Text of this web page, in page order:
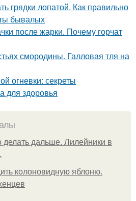
грядки лопатой. Как правильно
бывалых
после жарки. Почему горчат
смородины. Галловая тля на
огневки: секреты
для здоровья
делать дальше. Лилейники в
колоновидную яблоню.